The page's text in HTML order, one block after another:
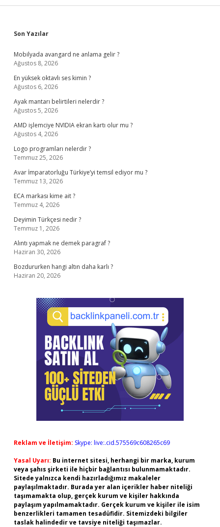
Sidebar
Son Yazılar
Mobilyada avangard ne anlama gelir ?
Ağustos 8, 2026
En yüksek oktavlı ses kimin ?
Ağustos 6, 2026
Ayak mantarı belirtileri nelerdir ?
Ağustos 5, 2026
AMD işlemciye NVIDIA ekran kartı olur mu ?
Ağustos 4, 2026
Logo programları nelerdir ?
Temmuz 25, 2026
Avar İmparatorluğu Türkiye’yi temsil ediyor mu ?
Temmuz 13, 2026
ECA markası kime ait ?
Temmuz 4, 2026
Deyimin Türkçesi nedir ?
Temmuz 1, 2026
Alıntı yapmak ne demek paragraf ?
Haziran 30, 2026
Bozdururken hangi altın daha karlı ?
Haziran 20, 2026
Reklam ve İletişim: Skype: live:.cid.575569c608265c69
Yasal Uyarı: Bu internet sitesi, herhangi bir marka, kurum
veya şahıs şirketi ile hiçbir bağlantısı bulunmamaktadır.
Sitede yalnızca kendi hazırladığımız makaleler
paylaşılmaktadır. Burada yer alan içerikler haber niteliği
taşımamakta olup, gerçek kurum ve kişiler hakkında
paylaşım yapılmamaktadır. Gerçek kurum ve kişiler ile isim
benzerlikleri tamamen tesadüfidir. Sitemizdeki bilgiler
taslak halindedir ve tavsiye niteliği taşımazlar.